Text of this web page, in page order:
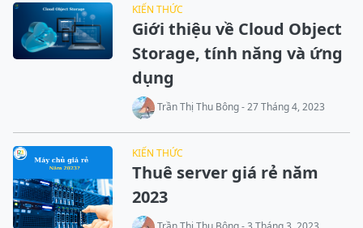
KIẾN THỨC
Giới thiệu về Cloud Object
Storage, tính năng và ứng
dụng
Trần Thị Thu Bông - 27 Tháng 4, 2023
KIẾN THỨC
Thuê server giá rẻ năm
2023